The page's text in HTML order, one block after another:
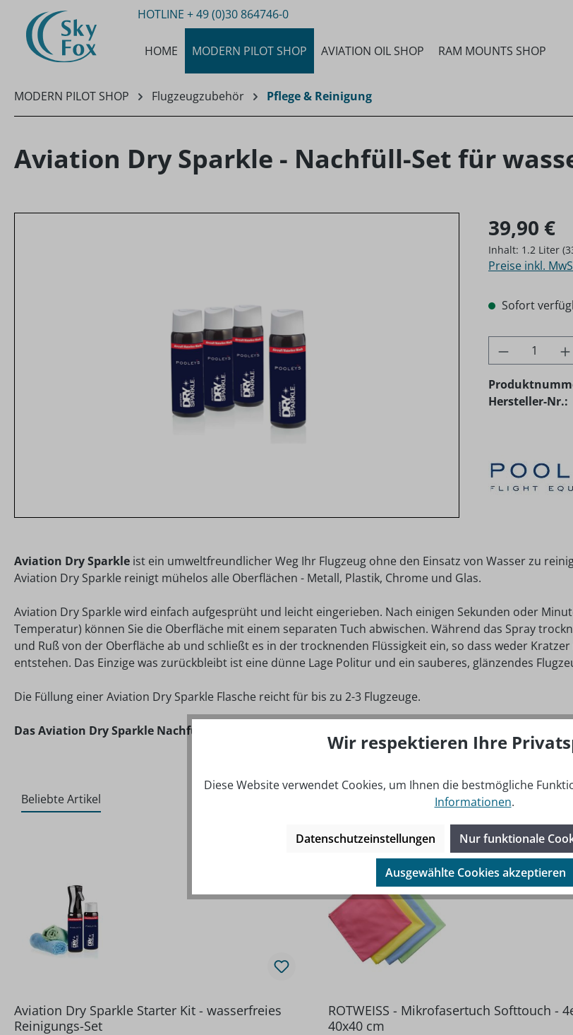
Hauptinhalt springen
Zur Suche springen
Zur Hauptnavigation springen
HOTLINE + 49 (0)30 864746-0
HOME MODERN PILOT SHOP AVIATION OIL SHOP RAM MOUNTS SHOP
MODERN PILOT SHOP Flugzeugzubehör Pflege & Reinigung
Aviation Dry Sparkle - Nachfüll-Set für
Regulärer Preis:
39,90 €
Inhalt: 1.2 Liter
Preise inkl.
Sofort
Produkt
Hersteller-Nr.:
Aviation Dry Sparkle ist ein umweltfreundlicher Weg Ihr Flugzeug ohne den Einsatz von Wasser zu
Aviation Dry Sparkle reinigt mühelos alle Oberflächen - Metall, Plastik, Chrome und Glas.
Aviation Dry Sparkle wird einfach aufgesprüht und leicht eingerieben. Nach einigen Sekunden oder
Temperatur) können Sie die Oberfläche mit einem separaten Tuch abwischen. Während das Spray
und Ruß von der Oberfläche ab und schließt es in der trocknenden Flüssigkeit ein, so dass weder
entstehen. Das Einzige was zurückbleibt ist eine dünne Lage Politur und ein sauberes, glänzendes
Die Füllung einer Aviation Dry Sparkle Flasche reicht für bis zu 2-3 Flugzeuge.
Das Aviation Dry Sparkle Nachfüll-Set besteht aus:
Beliebte Artikel
Aviation Dry Sparkle Starter Kit - wasserfreies
Reinigungs-Set
ROTWEISS - Mikrofasertuch Softtouch -
40x40 cm
Wir respektieren Ihre
Diese Website verwendet Cookies, um Ihnen die bestmögliche
Informationen.
Datenschutzeinstellungen Nur funktionale
Ausgewählte Cookies akzeptieren